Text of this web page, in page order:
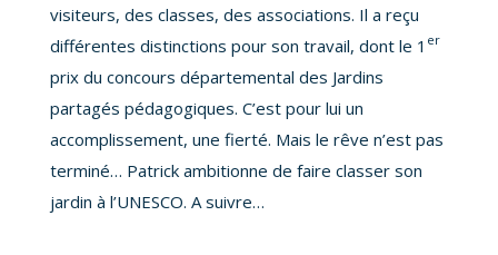
visiteurs, des classes, des associations. Il a reçu
différentes distinctions pour son travail, dont le 1 er
prix du concours départemental des Jardins
partagés pédagogiques. C’est pour lui un
accomplissement, une fierté. Mais le rêve n’est pas
terminé… Patrick ambitionne de faire classer son
jardin à l’UNESCO. A suivre…